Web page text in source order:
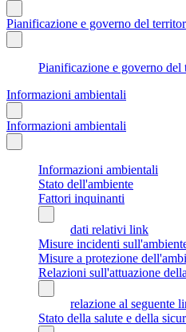
Pianificazione e governo del
Pianificazione e governo del
Informazioni ambientali
Informazioni ambientali
Informazioni ambientali
Stato dell'ambiente
Fattori inquinanti
dati relativi link
Misure incidenti
Misure a protezione
Relazioni sull'attuazione
relazione al seguente
Stato della salute e della